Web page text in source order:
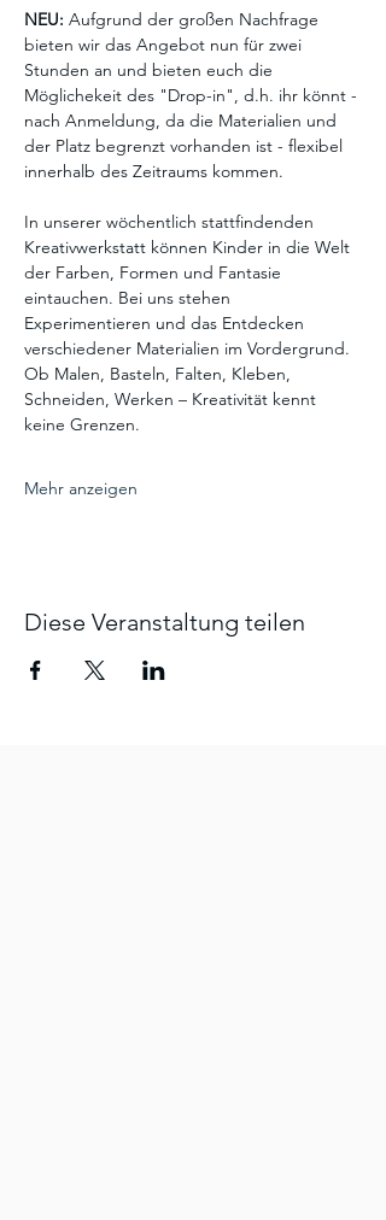
NEU: Aufgrund der großen Nachfrage
bieten wir das Angebot nun für zwei
Stunden an und bieten euch die
Möglichekeit des "Drop-in", d.h. ihr könnt -
nach Anmeldung, da die Materialien und
der Platz begrenzt vorhanden ist - flexibel
innerhalb des Zeitraums kommen.
In unserer wöchentlich stattfindenden
Kreativwerkstatt können Kinder in die Welt
der Farben, Formen und Fantasie
eintauchen. Bei uns stehen
Experimentieren und das Entdecken
verschiedener Materialien im Vordergrund.
Ob Malen, Basteln, Falten, Kleben,
Schneiden, Werken – Kreativität kennt
keine Grenzen.
Mehr anzeigen
Diese Veranstaltung teilen